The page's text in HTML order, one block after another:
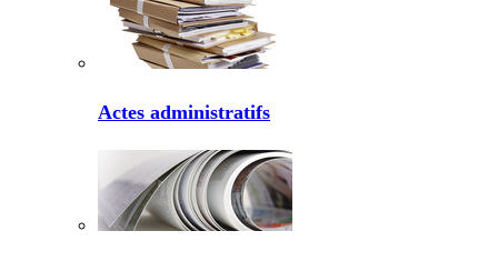
Actes administratifs